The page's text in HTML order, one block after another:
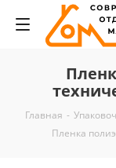
Главная -
Пленка